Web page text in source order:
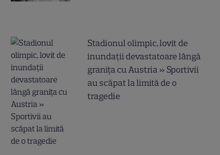
Stadionul olimpic, lovit de
inundații devastatoare lângă
granița cu Austria » Sportivii
au scăpat la limită de o
tragedie